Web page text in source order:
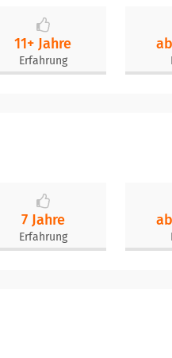
11+ Jahre
Erfahrung
7 Jahre
Erfahrung